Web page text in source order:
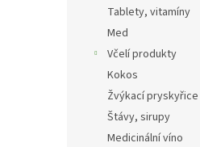
Tablety, vitamíny
Med
Včelí produkty
Kokos
Žvýkací pryskyřice
Štávy, sirupy
Medicinální víno